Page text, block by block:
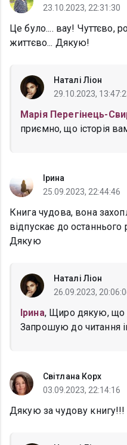
23.10.2023, 22:31:30
Це було.... вау! Чуттєво,
життєво... Дякую!
Наталі Ліон
29.10.2023,
Марія Перегінець-
приємно, що історія
Ірина
25.09.2023, 22:44:46
Книга чудова, вона
відпускає до останнього
Дякую
Наталі Ліон
26.09.2023,
Ірина, Щиро дякую, що
Запрошую до читання
Світлана Корх
03.09.2023, 22:14:16
Дякую за чудову книгу!!!